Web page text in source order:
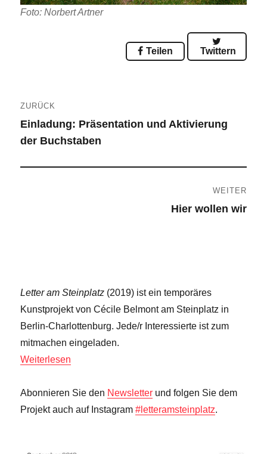
Foto: Norbert Artner
Teilen Twittern
ZURÜCK
Vorheriger
Beitrag:
Einladung: Präsentation und Aktivierung
der Buchstaben
WEITER
Hier wollen wir
Letter am Steinplatz (2019) ist ein temporäres
Kunstprojekt von Cécile Belmont am Steinplatz in
Berlin-Charlottenburg. Jede/r Interessierte ist zum
mitmachen eingeladen.
Weiterlesen
Abonnieren Sie den Newsletter und folgen Sie dem
Projekt auch auf Instagram#letteramsteinplatz.